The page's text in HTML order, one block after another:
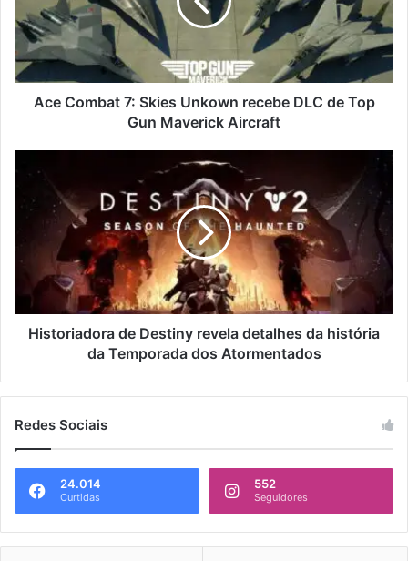
Ace Combat 7: Skies Unkown recebe DLC de Top
Gun Maverick Aircraft
Historiadora de Destiny revela detalhes da história
da Temporada dos Atormentados
Redes Sociais
24.014
Curtidas
552
Seguidores